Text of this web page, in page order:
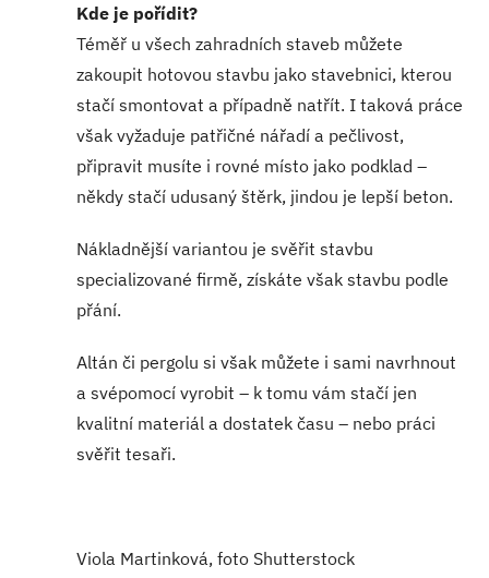
Kde je pořídit?
Téměř u všech zahradních staveb můžete
zakoupit hotovou stavbu jako stavebnici, kterou
stačí smontovat a případně natřít. I taková práce
však vyžaduje patřičné nářadí a pečlivost,
připravit musíte i rovné místo jako podklad –
někdy stačí udusaný štěrk, jindou je lepší beton.
Nákladnější variantou je svěřit stavbu
specializované firmě, získáte však stavbu podle
přání.
Altán či pergolu si však můžete i sami navrhnout
a svépomocí vyrobit – k tomu vám stačí jen
kvalitní materiál a dostatek času – nebo práci
svěřit tesaři.
Viola Martinková, foto Shutterstock